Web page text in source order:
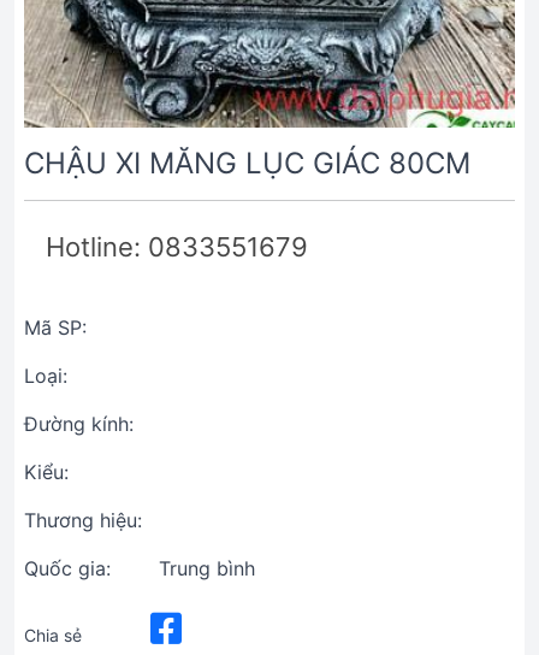
CHẬU XI MĂNG LỤC GIÁC 80CM
Hotline: 0833551679
Mã SP:
Loại:
Đường kính:
Kiểu:
Thương hiệu:
Quốc gia:
Trung bình
Chia sẻ